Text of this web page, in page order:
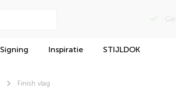
Beoordeeld
Signing Inspiratie STIJLDOK
Finish vlag